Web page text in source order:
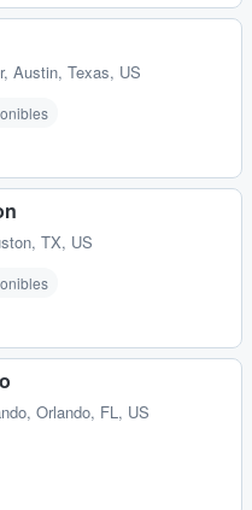
, Austin, Texas, US
TX, US
, Orlando, FL, US